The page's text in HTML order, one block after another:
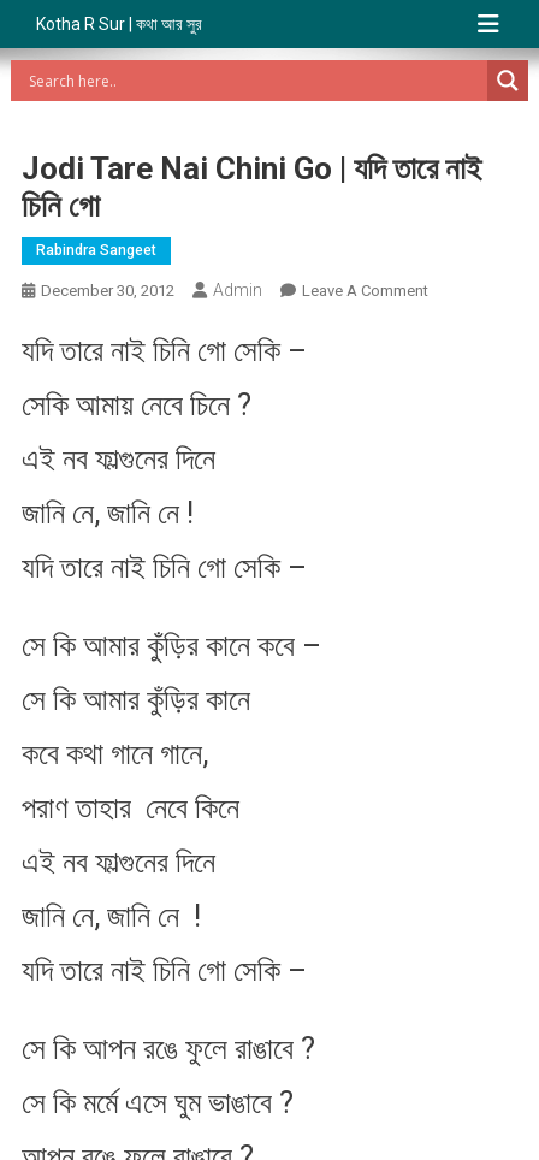
Kotha R Sur | কথা আর সুর
Jodi Tare Nai Chini Go | যদি তারে নাই
চিনি গো
Rabindra Sangeet
December 30, 2012 Admin Leave A CommentOn
যদি তারে নাই চিনি গো সেকি –
সেকি আমায় নেবে চিনে ?
এই নব ফাল্গুনের দিনে
জানি নে, জানি নে !
যদি তারে নাই চিনি গো সেকি –
সে কি আমার কুঁড়ির কানে কবে –
সে কি আমার কুঁড়ির কানে
কবে কথা গানে গানে,
পরাণ তাহার নেবে কিনে
এই নব ফাল্গুনের দিনে
জানি নে, জানি নে !
যদি তারে নাই চিনি গো সেকি –
সে কি আপন রঙে ফুলে রাঙাবে ?
সে কি মর্মে এসে ঘুম ভাঙাবে ?